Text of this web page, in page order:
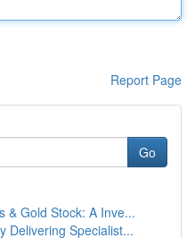
Report Page
Go
& Gold Stock: A Inve...
Delivering Specialist...